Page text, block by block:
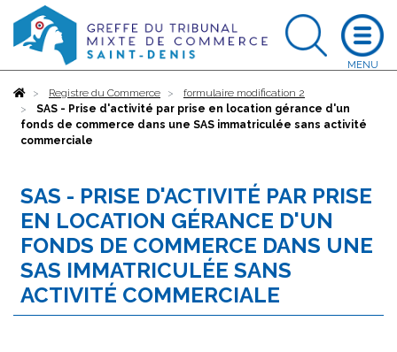
AccueilRegistre du Commerce
formulaire modification 2
SAS - Prise d'activité par prise en location gérance d'un
fonds de commerce dans une SAS immatriculée sans activité
commerciale
SAS - PRISE D'ACTIVITÉ PAR PRISE
EN LOCATION GÉRANCE D'UN
FONDS DE COMMERCE DANS UNE
SAS IMMATRICULÉE SANS
ACTIVITÉ COMMERCIALE